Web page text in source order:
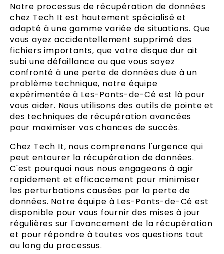
Notre processus de récupération de données
chez Tech It est hautement spécialisé et
adapté à une gamme variée de situations. Que
vous ayez accidentellement supprimé des
fichiers importants, que votre disque dur ait
subi une défaillance ou que vous soyez
confronté à une perte de données due à un
problème technique, notre équipe
expérimentée à Les-Ponts-de-Cé est là pour
vous aider. Nous utilisons des outils de pointe et
des techniques de récupération avancées
pour maximiser vos chances de succès.
Chez Tech It, nous comprenons l'urgence qui
peut entourer la récupération de données.
C'est pourquoi nous nous engageons à agir
rapidement et efficacement pour minimiser
les perturbations causées par la perte de
données. Notre équipe à Les-Ponts-de-Cé est
disponible pour vous fournir des mises à jour
régulières sur l'avancement de la récupération
et pour répondre à toutes vos questions tout
au long du processus.